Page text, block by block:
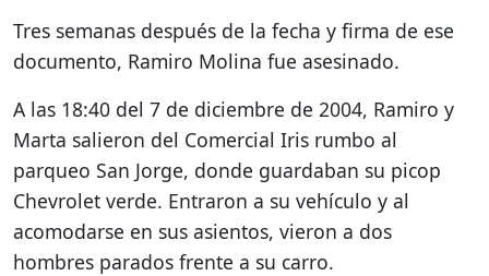
Tres semanas después de la fecha y firma de ese
documento, Ramiro Molina fue asesinado.
A las 18:40 del 7 de diciembre de 2004, Ramiro y
Marta salieron del Comercial Iris rumbo al
parqueo San Jorge, donde guardaban su picop
Chevrolet verde. Entraron a su vehículo y al
acomodarse en sus asientos, vieron a dos
hombres parados frente a su carro.